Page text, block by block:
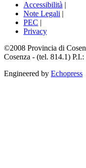
Accessibilità |
Note Legali |
PEC |
Privacy
©2008 Provincia di
Cosenza - (tel. 814.1)
Engineered by Echopress